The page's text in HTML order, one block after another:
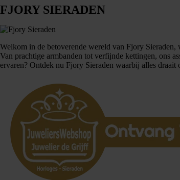
FJORY SIERADEN
Welkom in de betoverende wereld van Fjory Sieraden,
Van prachtige armbanden tot verfijnde kettingen, ons
ervaren? Ontdek nu Fjory Sieraden waarbij alles